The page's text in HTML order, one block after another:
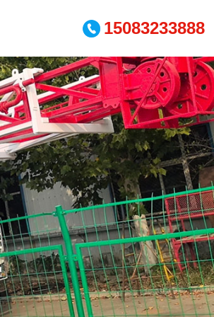
15083233888